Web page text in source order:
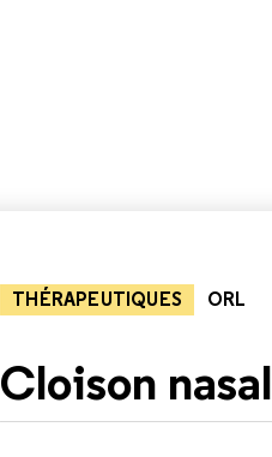
THÉRAPEUTIQUES ORL
Cloison